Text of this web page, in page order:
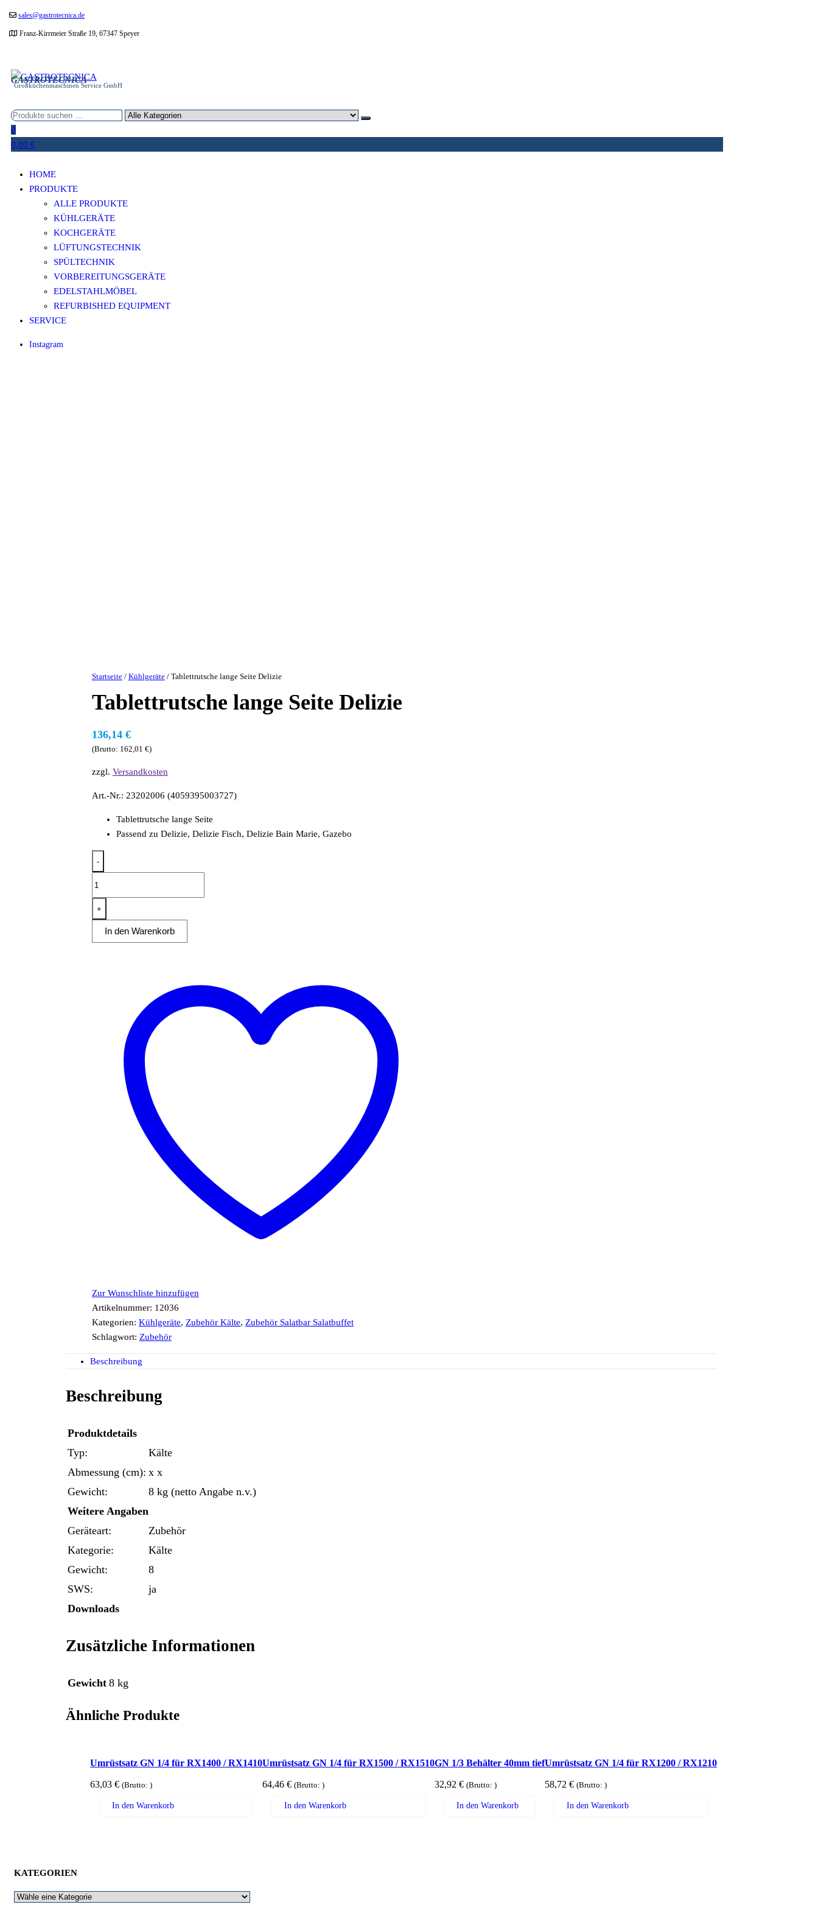
Zumsales@gastrotecnica.de
Franz-Kirrmeier Straße 19, 67347 Speyer
GASTROTECNICA
Großküchenmaschinen Service GmbH
0
0,00 €
HOME
PRODUKTE
ALLE PRODUKTE
KÜHLGERÄTE
KOCHGERÄTE
LÜFTUNGSTECHNIK
SPÜLTECHNIK
VORBEREITUNGSGERÄTE
EDELSTAHLMÖBEL
REFURBISHED EQUIPMENT
SERVICE
Instagram
Startseite/ Kühlgeräte/ Tablettrutsche lange Seite Delizie
Tablettrutsche lange Seite Delizie
136,14 €
(Brutto: 162,01 €)
zzgl. Versandkosten
Art.-Nr.: 23202006 (4059395003727)
Tablettrutsche lange Seite
Passend zu Delizie, Delizie Fisch, Delizie Bain Marie, Gazebo
-
Seite
Delizie
Menge
+
In den Warenkorb
Zur Wunschliste hinzufügen
Artikelnummer: 12036
Kategorien: Kühlgeräte, Zubehör Kälte, Zubehör Salatbar Salatbuffet
Schlagwort: Zubehör
Beschreibung
Beschreibung
Produktdetails
Typ:
Kälte
Abmessung (cm): x x
Gewicht:
8 kg (netto Angabe n.v.)
Weitere Angaben
Geräteart:
Zubehör
Kategorie:
Kälte
Gewicht:
8
SWS:
ja
Downloads
Zusätzliche Informationen
Gewicht 8 kg
Ähnliche Produkte
Umrüstsatz GN 1/4 für RX1400 / RX1410
63,03 € (Brutto: )
In den Warenkorb
Umrüstsatz GN 1/4 für RX1500 / RX1510
64,46 € (Brutto: )
In den Warenkorb
GN 1/3 Behälter 40mm tief
32,92 € (Brutto: )
In den Warenkorb
Umrüstsatz GN 1/4 für RX1200 / RX1210
58,72 € (Brutto: )
In den Warenkorb
KATEGORIEN